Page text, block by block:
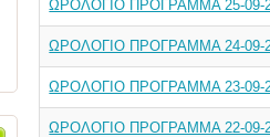
ΩΡΟΛΟΓΙΟ ΠΡΟΓΡΑΜΜΑ 25-09-
ΩΡΟΛΟΓΙΟ ΠΡΟΓΡΑΜΜΑ 24-09-
ΩΡΟΛΟΓΙΟ ΠΡΟΓΡΑΜΜΑ 23-09-
ΩΡΟΛΟΓΙΟ ΠΡΟΓΡΑΜΜΑ 22-09-